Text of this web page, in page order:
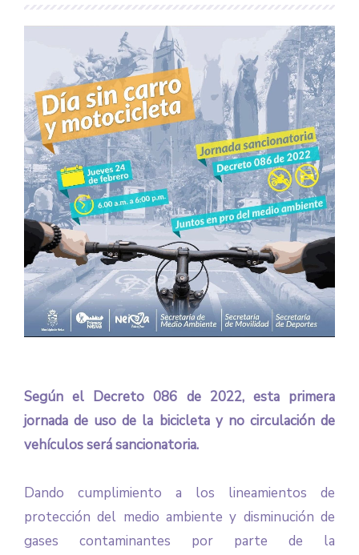
Según el Decreto 086 de 2022, esta primera
jornada de uso de la bicicleta y no circulación de
vehículos será sancionatoria.
Dando cumplimiento a los lineamientos de
protección del medio ambiente y disminución de
gases contaminantes por parte de la